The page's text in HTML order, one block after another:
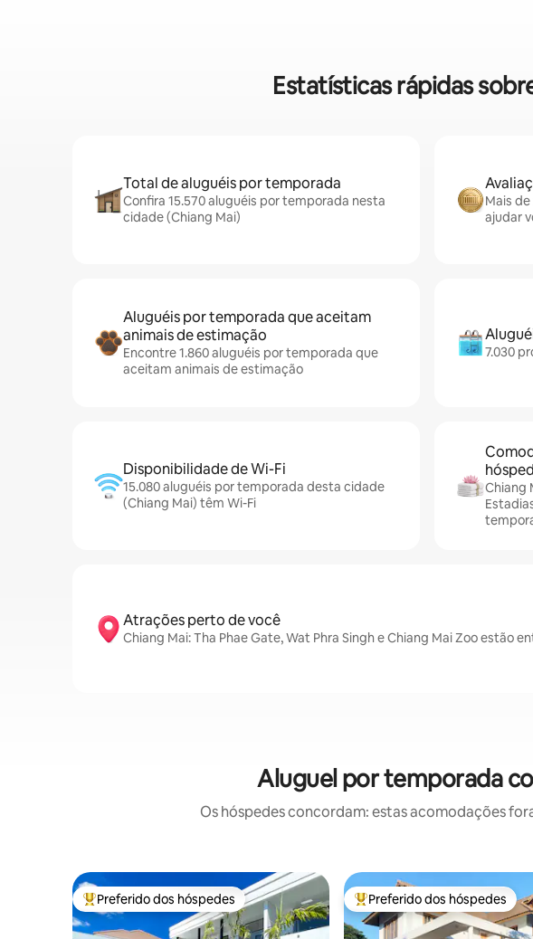
Estatísticas rápidas
Total de aluguéis por temporada
Confira 15.570 aluguéis por temporada nesta
cidade (Chiang Mai)
Mais
ajudar
Aluguéis por temporada que aceitam
animais de estimação
Encontre 1.860 aluguéis por temporada que
aceitam animais de estimação
7.030
Disponibilidade de Wi-Fi
15.080 aluguéis por temporada desta cidade
(Chiang Mai) têm Wi-Fi
Chiang
Atrações perto de você
Chiang Mai: Tha Phae Gate, Wat Phra Singh e Chiang Mai Zoo estão
Aluguel por temporada
Os hóspedes concordam: estas acomodações
Entre os melhores preferidos dos hóspedes
Preferido dos hóspedes Entre os melhores preferidos
Preferido dos hóspedes